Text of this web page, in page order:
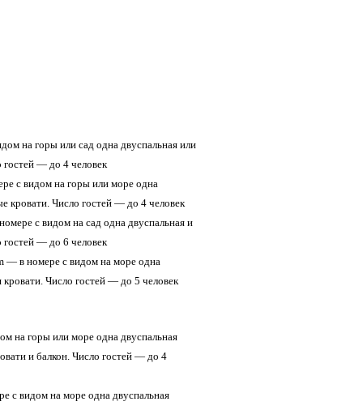
на горы или сад одна двуспальная или
гостей — до 4 человек
с видом на горы или море одна
кровати. Число гостей — до 4 человек
с видом на сад одна двуспальная и
гостей — до 6 человек
— в номере с видом на море одна
кровати. Число гостей — до 5 человек
на горы или море одна двуспальная
и балкон. Число гостей — до 4
c видом на море одна двуспальная